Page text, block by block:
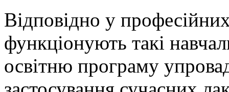
Відповідно у
функціонують такі
освітню програму